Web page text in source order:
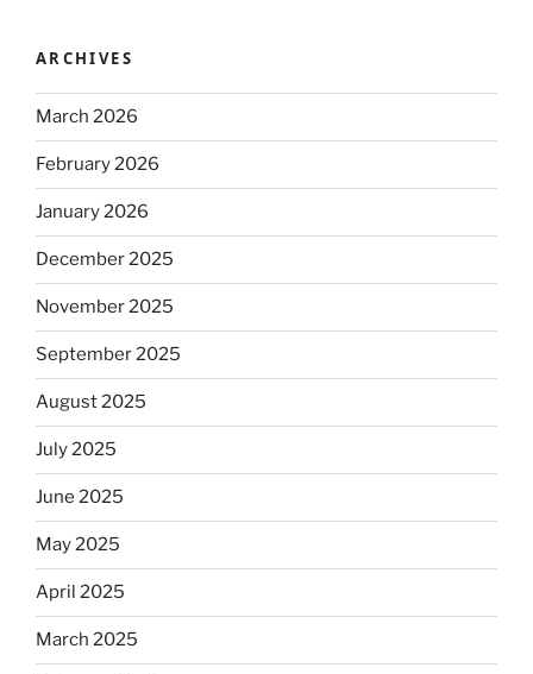
ARCHIVES
March 2026
February 2026
January 2026
December 2025
November 2025
September 2025
August 2025
July 2025
June 2025
May 2025
April 2025
March 2025